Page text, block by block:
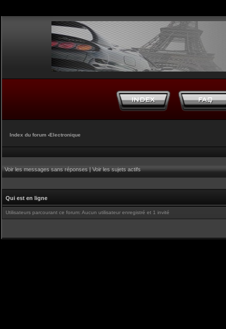
Index du forum ‹Electronique
Voir les messages sans réponses|Voir les sujets actifs
Qui est en ligne
Utilisateurs parcourant ce forum: Aucun utilisateur enregistré et 1 invité